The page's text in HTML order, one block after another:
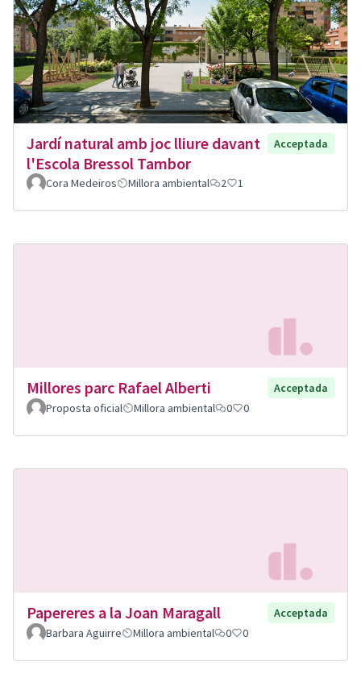
Jardí natural amb joc lliure davant
l'Escola Bressol Tambor
Acceptada
Cora Medeiros Millora ambiental 2 1
Millores parc Rafael Alberti
Acceptada
Proposta oficial
Millora ambiental 0 0
Papereres a la Joan Maragall
Acceptada
Barbara Aguirre
Millora ambiental 0 0